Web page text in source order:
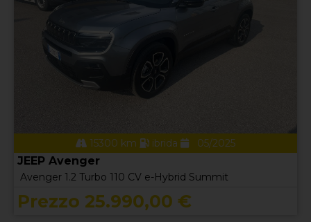
15300 km ibrida 05/2025
JEEP Avenger
Avenger 1.2 Turbo 110 CV e-Hybrid Summit
Prezzo 25.990,00 €